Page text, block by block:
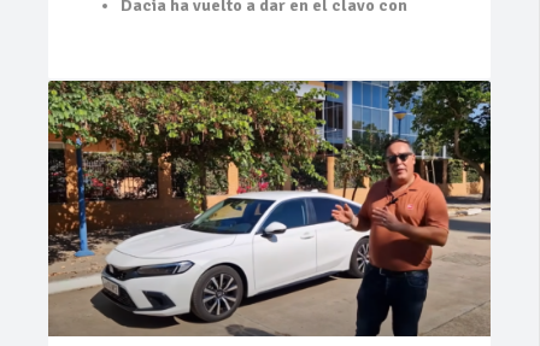
Dacia ha vuelto a dar en el clavo con